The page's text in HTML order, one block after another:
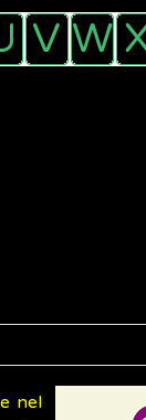
nel